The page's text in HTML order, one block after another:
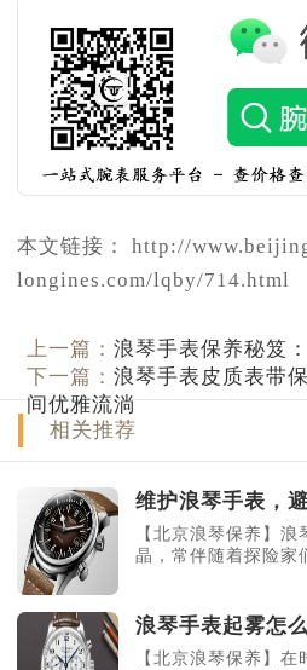
本文链接： http://
longines.com/lqby/714.html
上一篇：浪琴手表保养秘笈
下一篇：浪琴手表皮质表带
间优雅流淌
相关推荐
维护浪琴手表，
【北京浪琴保养】
晶，常伴随着探险家
浪琴手表起雾怎
【北京浪琴保养】